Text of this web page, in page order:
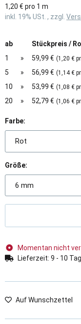
1,20 € pro 1 m
inkl. 19% USt. , zzgl.
ab
Stückpreis /
1
» 59,99 € (1,20 €
5
» 56,99 € (1,14 €
10
» 53,99 € (1,08 €
20
» 52,79 € (1,06 €
Farbe:
Rot
Größe:
6 mm
Momentan nicht
Lieferzeit: 9 - 10
Auf Wunschzettel